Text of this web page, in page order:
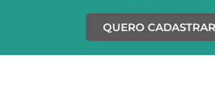
QUERO CADASTRAR